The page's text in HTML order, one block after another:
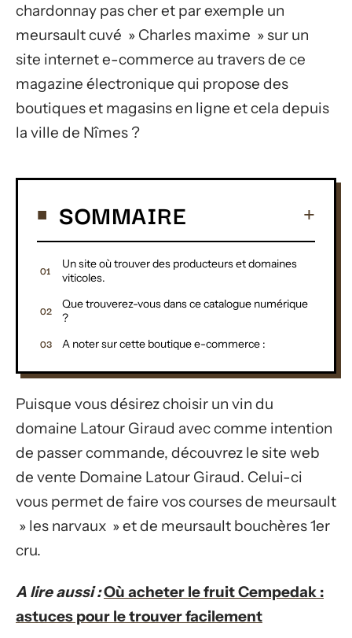
chardonnay pas cher et par exemple un
meursault cuvé » Charles maxime » sur un
site internet e-commerce au travers de ce
magazine électronique qui propose des
boutiques et magasins en ligne et cela depuis
la ville de Nîmes ?
SOMMAIRE
Un site où trouver des producteurs et domaines
viticoles.
Que trouverez-vous dans ce catalogue numérique
?
A noter sur cette boutique e-commerce :
Puisque vous désirez choisir un vin du
domaine Latour Giraud avec comme intention
de passer commande, découvrez le site web
de vente Domaine Latour Giraud. Celui-ci
vous permet de faire vos courses de meursault
» les narvaux » et de meursault bouchères 1er
cru.
A lire aussi :Où acheter le fruit Cempedak :
astuces pour le trouver facilement